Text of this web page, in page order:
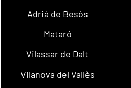
Adrià de Besòs
Mataró
Vilassar de Dalt
Vilanova del Vallès